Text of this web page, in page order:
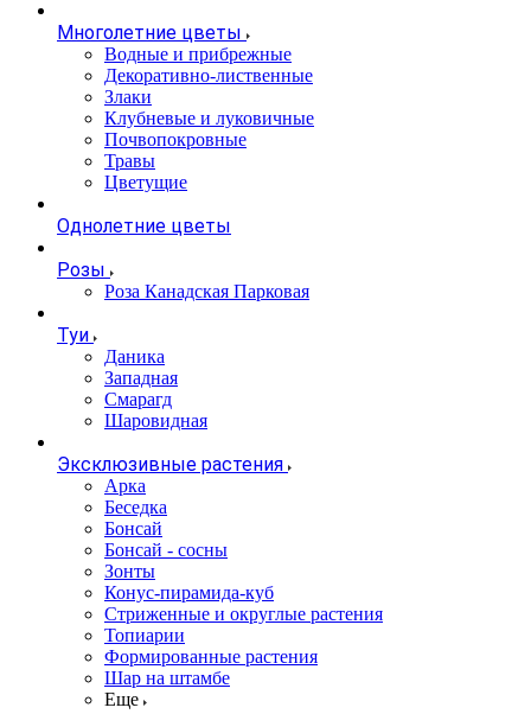
Многолетние цветы
Водные и прибрежные
Декоративно-лиственные
Злаки
Клубневые и луковичные
Почвопокровные
Травы
Цветущие
Однолетние цветы
Розы
Роза Канадская Парковая
Туи
Даника
Западная
Смарагд
Шаровидная
Эксклюзивные растения
Арка
Беседка
Бонсай
Бонсай - сосны
Зонты
Конус-пирамида-куб
Стриженные и округлые растения
Топиарии
Формированные растения
Шар на штамбе
Еще